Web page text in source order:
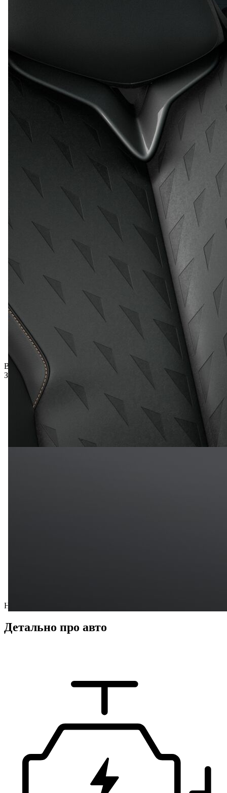
Вигода включена
Загальна ціна з ПДВ
Нові автомобілі
Детально про авто